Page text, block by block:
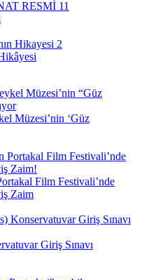
Müzesi’nin ‘Güz
Film Festivali’nde
Zaim
Giriş Sınavı